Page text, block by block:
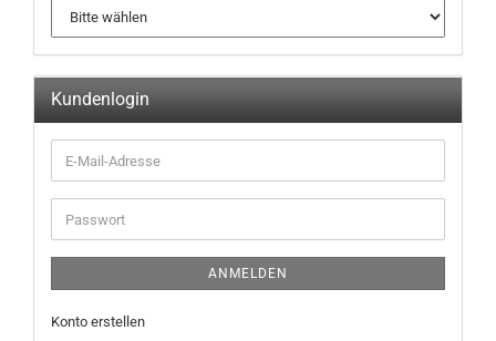
Kundenlogin
ANMELDEN
Konto erstellen